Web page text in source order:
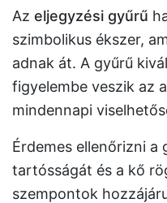
Az eljegyzési gyűrű
szimbolikus ékszer,
adnak át. A gyűrű
figyelembe veszik az
mindennapi
Érdemes ellenőrizni a
tartósságát és a kő
szempontok